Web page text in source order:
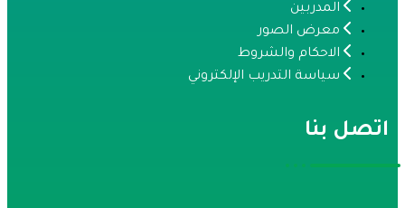
المدربين
معرض الصور
الاحكام والشروط
سياسة التدريب الإلكتروني
بنا